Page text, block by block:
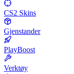
CS2 Skins
Gjenstander
PlayBoost
Verktøy